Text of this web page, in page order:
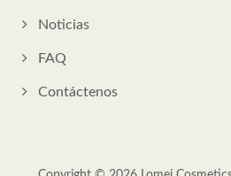
Noticias
FAQ
Contáctenos